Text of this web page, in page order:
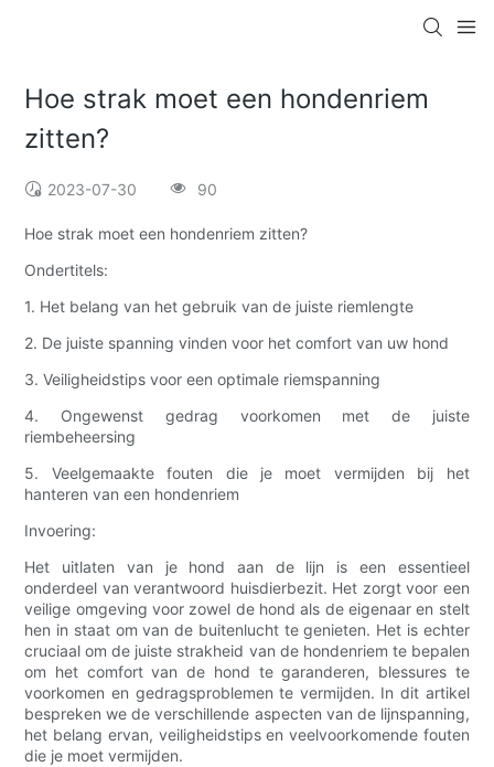
Hoe strak moet een hondenriem
zitten?
2023-07-30 90
Hoe strak moet een hondenriem zitten?
Ondertitels:
1. Het belang van het gebruik van de juiste riemlengte
2. De juiste spanning vinden voor het comfort van uw hond
3. Veiligheidstips voor een optimale riemspanning
4. Ongewenst gedrag voorkomen met de juiste
riembeheersing
5. Veelgemaakte fouten die je moet vermijden bij het
hanteren van een hondenriem
Invoering:
Het uitlaten van je hond aan de lijn is een essentieel
onderdeel van verantwoord huisdierbezit. Het zorgt voor een
veilige omgeving voor zowel de hond als de eigenaar en stelt
hen in staat om van de buitenlucht te genieten. Het is echter
cruciaal om de juiste strakheid van de hondenriem te bepalen
om het comfort van de hond te garanderen, blessures te
voorkomen en gedragsproblemen te vermijden. In dit artikel
bespreken we de verschillende aspecten van de lijnspanning,
het belang ervan, veiligheidstips en veelvoorkomende fouten
die je moet vermijden.